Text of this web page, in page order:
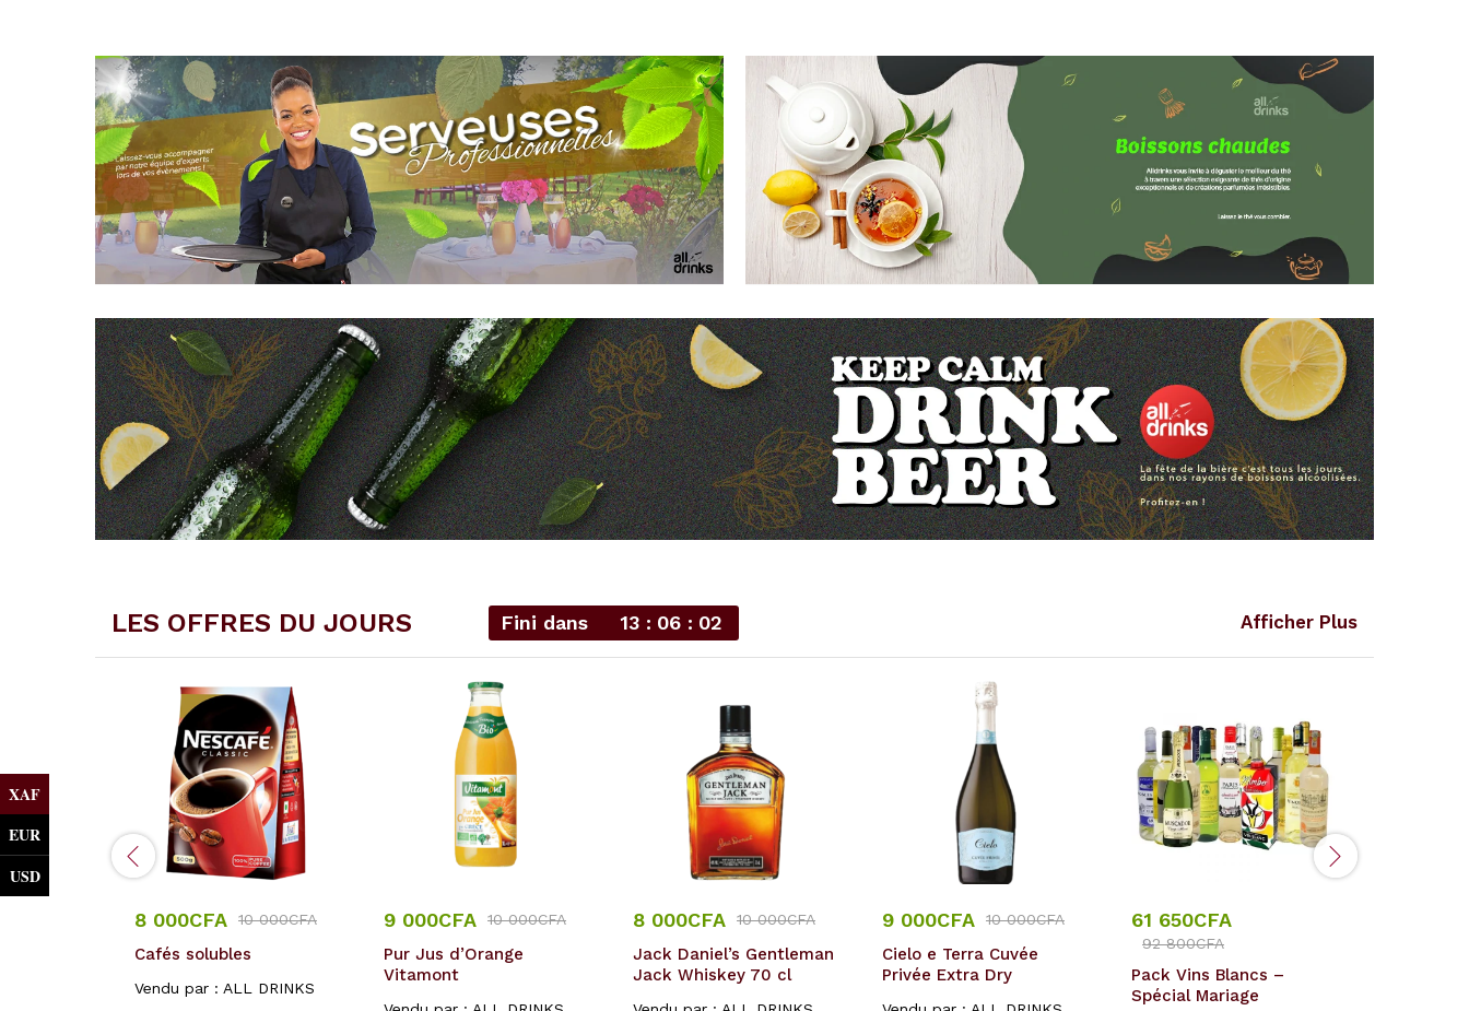
LES OFFRES DU JOURS Fini dans 13 06 00 Afficher Plus
8 000CFA 10 000CFA
Cafés solubles
Vendu par : ALL DRINKS
9 000CFA 10 000CFA
Pur Jus d’Orange
Vitamont
8 000CFA 10 000CFA
Jack Daniel’s Gentleman
Jack Whiskey 70 cl
9 000CFA 10 000CFA
Cielo e Terra Cuvée
Privée Extra Dry
61 650CFA
92 800CFA
Pack Vins Blancs –
Spécial Mariage
XAF
EUR
USD